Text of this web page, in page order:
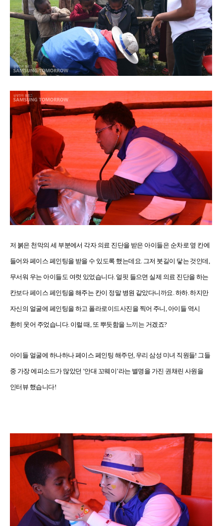
저 붉은 천막의 세 부분에서 각자 의료 진단을 받은 아이들은 순차로 옆 칸에
들어와 페이스 페인팅을 받을 수 있도록 했는데요. 그저 붓길이 닿는 것인데,
무서워 우는 아이들도 여럿 있었습니다. 얼핏 들으면 실제 의료 진단을 하는
칸보다 페이스 페인팅을 해주는 칸이 정말 병원 같았다니까요. 하하. 하지만
자신의 얼굴에 페인팅을 하고 폴라로이드사진을 찍어 주니, 아이들 역시
환히 웃어 주었습니다. 이럴 때, 또 뿌듯함을 느끼는 거겠죠?
아이들 얼굴에 하나하나 페이스 페인팅 해주던, 우리 삼성 미녀 직원들! 그들
중 가장 에피소드가 많았던 ’안대 꼬웨이’라는 별명을 가진 권채린 사원을
인터뷰 했습니다!